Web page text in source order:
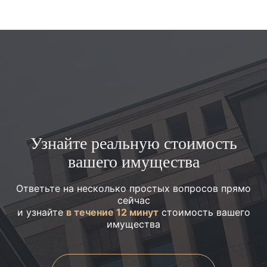
Узнайте реальную стоимость
вашего имущества
Ответьте на несколько простых вопросов прямо
сейчас
и узнайтев течение 12 минутстоимость вашего
имущества